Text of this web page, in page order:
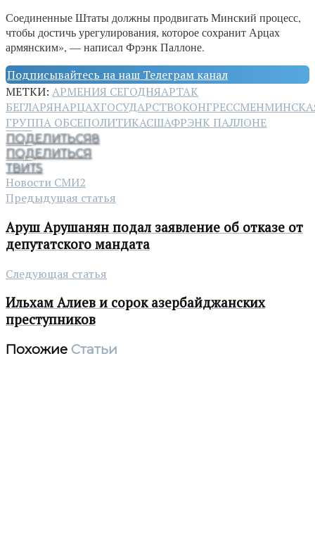
Соединенные Штаты должны продвигать Минский процесс,
чтобы достичь урегулирования, которое сохранит Арцах
армянским», — написал Фрэнк Паллоне.
Подписывайтесь на наш Телеграм канал
МЕТКИ: АРМЕНИЯ СЕГОДНЯАРТАК
БЕГЛАРЯНАРЦАХГОСУДАРСТВОКОНГРЕССМЕН
ГРУППА ОБСЕПОЛИТИКАСШАФРЭНК ПАЛЛОНЕ
ПОДЕЛИТЬСЯ8
ПОДЕЛИТЬСЯ
ТВИТ5
Новости СМИ2
Предыдущая статья
Аруш Арушанян подал заявление об отказе от
депутатского мандата
Следующая статья
Ильхам Алиев и сорок азербайджанских
преступников
Похожие Статьи